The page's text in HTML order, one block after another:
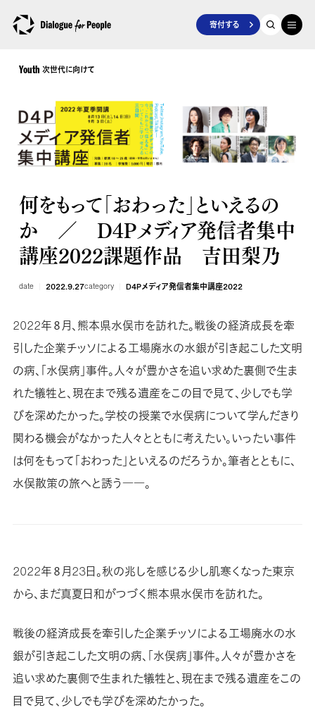
寄付する
Youth 次世代に向けて
何をもって「おわった」といえるの
か ／ D4Pメディア発信者集中
講座2022課題作品 吉田梨乃
date 2022.9.27category D4Pメディア発信者集中講座2022
2022年８月、熊本県水俣市を訪れた。戦後の経済成長を牽
引した企業チッソによる工場廃水の水銀が引き起こした文明
の病、「水俣病」事件。人々が豊かさを追い求めた裏側で生ま
れた犠牲と、現在まで残る遺産をこの目で見て、少しでも学
びを深めたかった。学校の授業で水俣病について学んだきり
関わる機会がなかった人々とともに考えたい。いったい事件
は何をもって「おわった」といえるのだろうか。筆者とともに、
水俣散策の旅へと誘う――。
2022年８月23日。秋の兆しを感じる少し肌寒くなった東京
から、まだ真夏日和がつづく熊本県水俣市を訪れた。
戦後の経済成長を牽引した企業チッソによる工場廃水の水
銀が引き起こした文明の病、「水俣病」事件。人々が豊かさを
追い求めた裏側で生まれた犠牲と、現在まで残る遺産をこの
目で見て、少しでも学びを深めたかった。